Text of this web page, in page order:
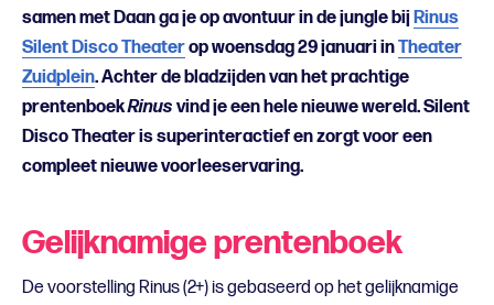
samen met Daan ga je op avontuur in de jungle bijRinus
Silent Disco Theaterop woensdag 29 januari inTheater
Zuidplein. Achter de bladzijden van het prachtige
prentenboekRinus vind je een hele nieuwe wereld. Silent
Disco Theater is superinteractief en zorgt voor een
compleet nieuwe voorleeservaring.
Gelijknamige prentenboek
De voorstelling Rinus (2+) is gebaseerd op het gelijknamige